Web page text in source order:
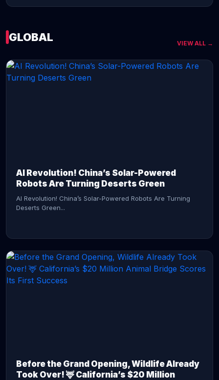
GLOBAL VIEW ALL →
AI Revolution! China’s Solar-Powered
Robots Are Turning Deserts Green
AI Revolution! China’s Solar-Powered Robots Are Turning
Deserts Green...
Before the Grand Opening, Wildlife Already
Took Over! 🦌 California’s $20 Million